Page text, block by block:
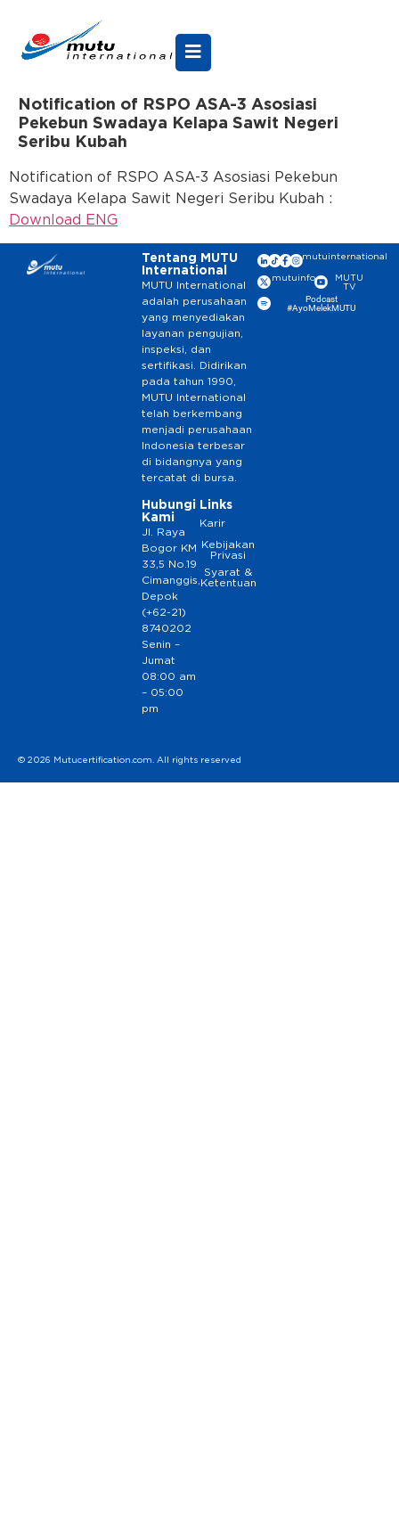
Notification of RSPO ASA-3 Asosiasi
Pekebun Swadaya Kelapa Sawit Negeri
Seribu Kubah
Notification of RSPO ASA-3 Asosiasi Pekebun
Swadaya Kelapa Sawit Negeri Seribu Kubah :
Download ENG
Tentang MUTU
International
MUTU International
adalah perusahaan
yang menyediakan
layanan pengujian,
inspeksi, dan
sertifikasi. Didirikan
pada tahun 1990,
MUTU International
telah berkembang
menjadi perusahaan
Indonesia terbesar
di bidangnya yang
tercatat di bursa.
Hubungi
Kami
Jl. Raya
Bogor KM
33,5 No.19
Cimanggis,
Depok
(+62-21)
8740202
Senin –
Jumat
08:00 am
– 05:00
pm
Links
Karir
Kebijakan
Privasi
Syarat &
Ketentuan
mutuinternational
mutuinfo
MUTU
TV
Podcast
#AyoMelekMUTU
© 2026 Mutucertification.com. All rights reserved